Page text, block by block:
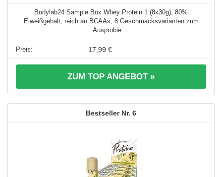
Bodylab24 Sample Box Whey Protein 1 (8x30g), 80%
Eiweißgehalt, reich an BCAAs, 8 Geschmacksvarianten zum
Ausprobie ...
17,99 €
ZUM TOP ANGEBOT »
6